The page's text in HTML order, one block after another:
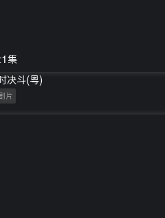
1集
决斗(粤)
片